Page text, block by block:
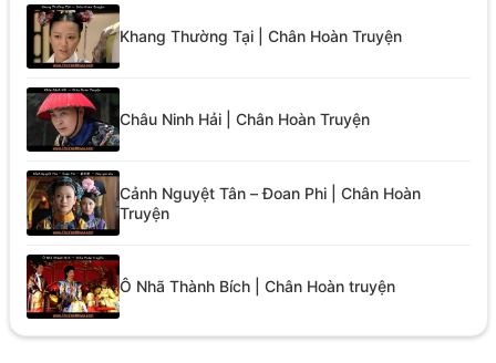
Khang Thường Tại | Chân Hoàn Truyện
Châu Ninh Hải | Chân Hoàn Truyện
Cảnh Nguyệt Tân – Đoan Phi | Chân Hoàn
Truyện
Ô Nhã Thành Bích | Chân Hoàn truyện